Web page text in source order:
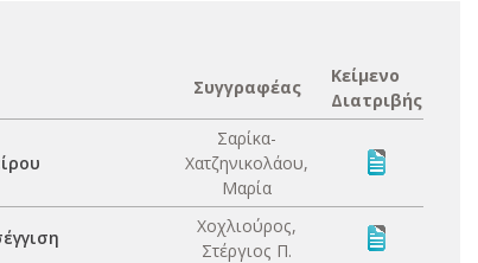
Συγγραφέας
Κείμενο
Διατριβής
Σαρίκα-
Χατζηνικολάου,
Μαρία
Χοχλιούρος,
Στέργιος Π.